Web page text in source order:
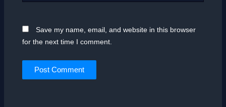
Save my name, email, and website in this browser
for the next time I comment.